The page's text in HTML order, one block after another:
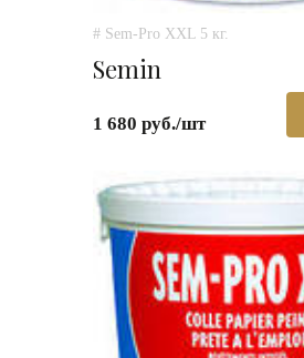
# Sem-Pro XXL 5 кг.
Semin
1 680 руб./шт